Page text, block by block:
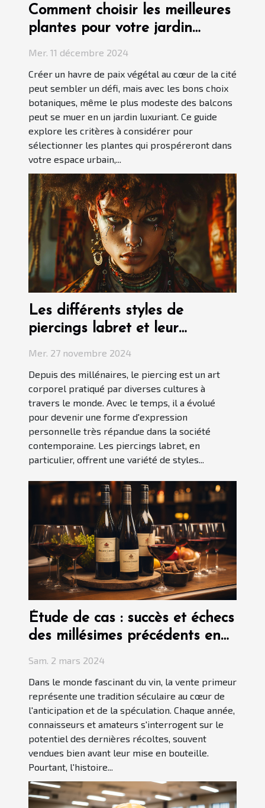
Comment choisir les meilleures
plantes pour votre jardin
urbain
Mer. 11 décembre 2024
Créer un havre de paix végétal au cœur de la cité
peut sembler un défi, mais avec les bons choix
botaniques, même le plus modeste des balcons
peut se muer en un jardin luxuriant. Ce guide
explore les critères à considérer pour
sélectionner les plantes qui prospéreront dans
votre espace urbain,...
Les différents styles de
piercings labret et leur
signification
Mer. 27 novembre 2024
Depuis des millénaires, le piercing est un art
corporel pratiqué par diverses cultures à
travers le monde. Avec le temps, il a évolué
pour devenir une forme d'expression
personnelle très répandue dans la société
contemporaine. Les piercings labret, en
particulier, offrent une variété de styles...
Étude de cas : succès et échecs
des millésimes précédents en
vente primeur
Sam. 2 mars 2024
Dans le monde fascinant du vin, la vente primeur
représente une tradition séculaire au cœur de
l'anticipation et de la spéculation. Chaque année,
connaisseurs et amateurs s'interrogent sur le
potentiel des dernières récoltes, souvent
vendues bien avant leur mise en bouteille.
Pourtant, l'histoire...